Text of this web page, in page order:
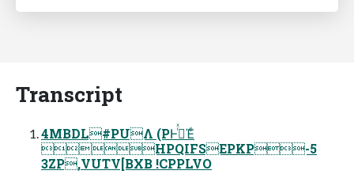
Transcript
4MBDL#PUΛ (PͰ࡞ͬͯΈͨ
HPQIFSEPKP-5
3ZP,VUTV[BXB !CPPLVO